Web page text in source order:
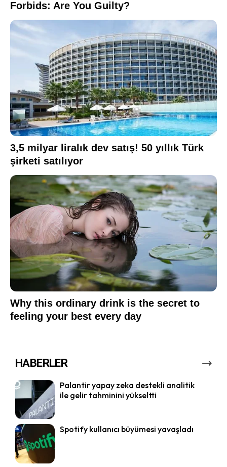
HABERLER
Palantir yapay zeka destekli analitik
ile gelir tahminini yükseltti
Spotify kullanıcı büyümesi yavaşladı